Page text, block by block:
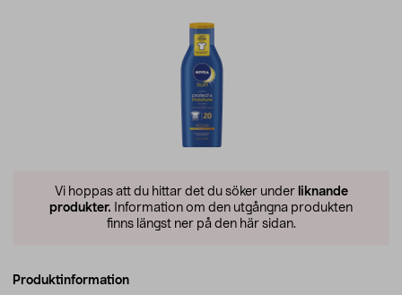
Vi hoppas att du hittar det du söker under liknande
produkter. Information om den utgångna produkten
finns längst ner på den här sidan.
Produktinformation